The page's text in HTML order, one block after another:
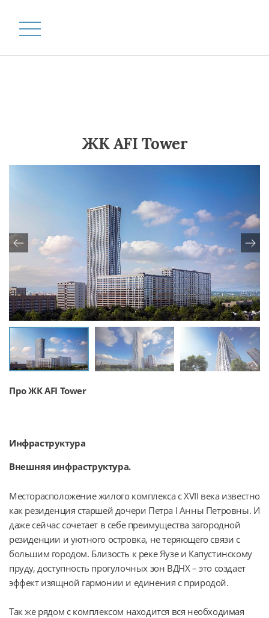
Про ЖК AFI Tower
Инфраструктура
Внешняя инфраструктура.
Месторасположение жилого комплекса с XVII века известно
как резиденция старшей дочери Петра I Анны Петровны. И
даже сейчас сочетает в себе преимущества загородной
резиденции и уютного островка, не теряющего связи с
большим городом. Близость к реке Яузе и Капустинскому
пруду, доступность прогулочных зон ВДНХ – это создает
эффект изящной гармонии и единения с природой.
Так же рядом с комплексом находится вся необходимая
ЖК AFI Tower